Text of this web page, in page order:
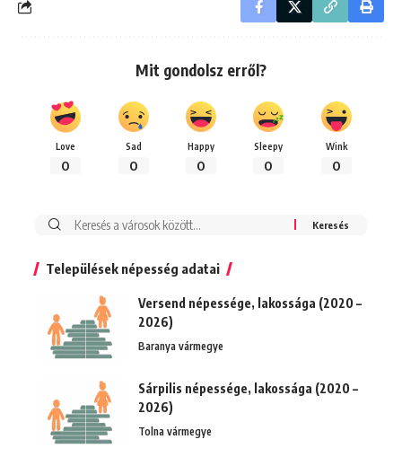
Mit gondolsz erről?
Love
0
Sad
0
Happy
0
Sleepy
0
Wink
0
Keresés:
Települések népesség adatai
Versend népessége, lakossága (2020 –
2026)
Baranya vármegye
Sárpilis népessége, lakossága (2020 –
2026)
Tolna vármegye